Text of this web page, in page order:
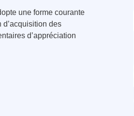
une forme courante
des
d’appréciation